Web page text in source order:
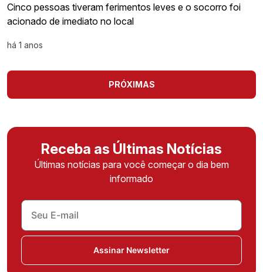
Cinco pessoas tiveram ferimentos leves e o socorro foi
acionado de imediato no local
há 1 anos
PRÓXIMAS
Receba as Últimas Notícias
Últimas notícias para você começar o dia bem
informado
Assinar Newsletter